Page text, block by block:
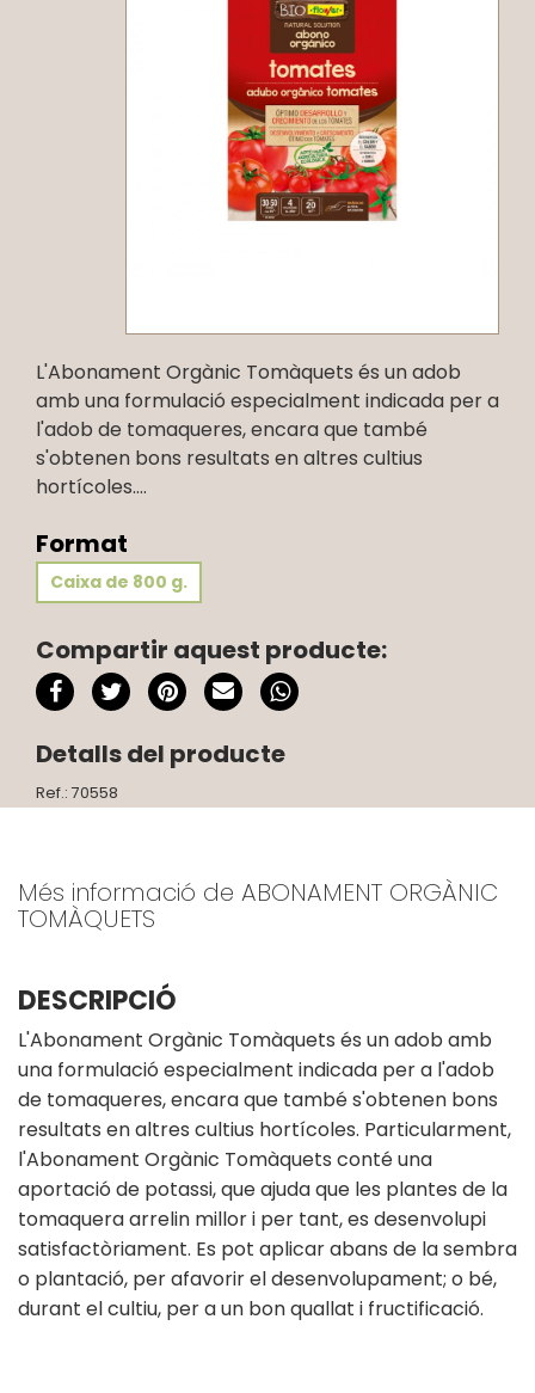
L'Abonament Orgànic Tomàquets és un adob
amb una formulació especialment indicada per a
l'adob de tomaqueres, encara que també
s'obtenen bons resultats en altres cultius
hortícoles....
Format
Caixa de 800 g.
Compartir aquest producte:
Detalls del producte
Ref.: 70558
Més informació de ABONAMENT ORGÀNIC
TOMÀQUETS
DESCRIPCIÓ
L'Abonament Orgànic Tomàquets és un adob amb
una formulació especialment indicada per a l'adob
de tomaqueres, encara que també s'obtenen bons
resultats en altres cultius hortícoles. Particularment,
l'Abonament Orgànic Tomàquets conté una
aportació de potassi, que ajuda que les plantes de la
tomaquera arrelin millor i per tant, es desenvolupi
satisfactòriament. Es pot aplicar abans de la sembra
o plantació, per afavorir el desenvolupament; o bé,
durant el cultiu, per a un bon quallat i fructificació.